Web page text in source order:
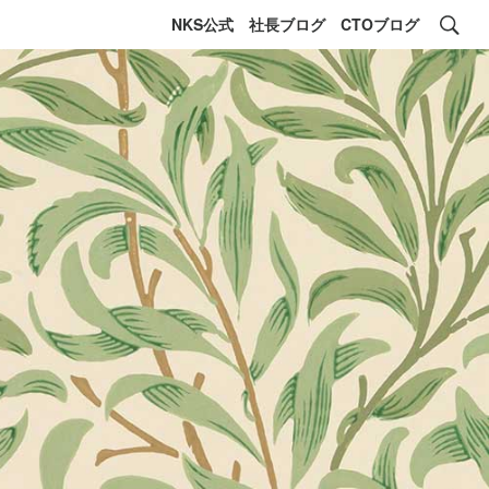
NKS公式 社長ブログ CTOブログ